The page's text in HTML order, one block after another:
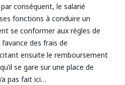
conséquent, le salarié
fonctions à conduire un
se conformer aux règles de
des frais de
ensuite le remboursement
se gare sur une place de
pas fait ici…